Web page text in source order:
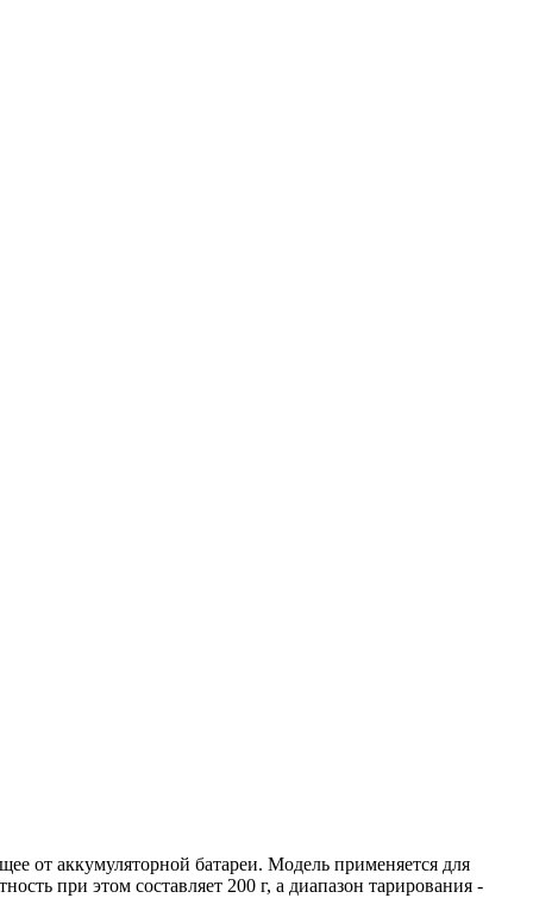
от аккумуляторной батареи. Модель применяется для
при этом составляет 200 г, а диапазон тарирования -